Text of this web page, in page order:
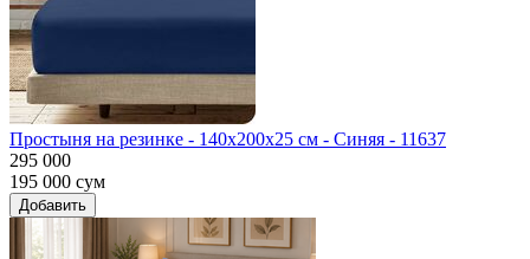
Простыня на резинке - 140x200x25 cм - Синяя - 11637
295 000
195 000 сум
Добавить